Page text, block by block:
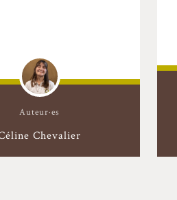
Auteur·es
Chevalier